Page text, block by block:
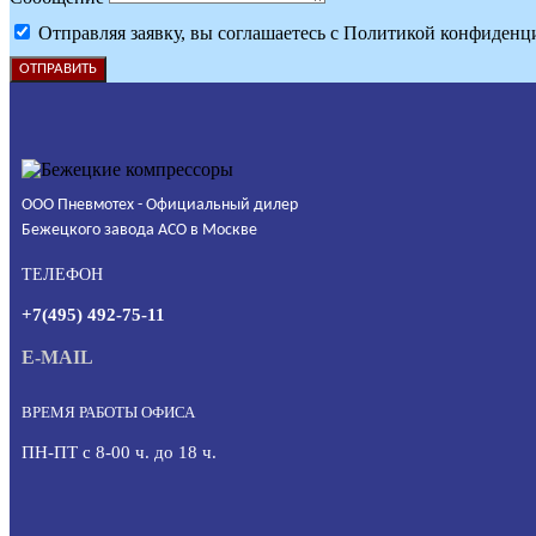
Отправляя заявку, вы соглашаетесь с Политикой
ОТПРАВИТЬ
ООО Пневмотех - Официальный дилер
Бежецкого завода АСО в Москве
ТЕЛЕФОН
+7(495) 492-75-11
E-MAIL
ВРЕМЯ РАБОТЫ ОФИСА
ПН-ПТ с 8-00 ч. до 18 ч.